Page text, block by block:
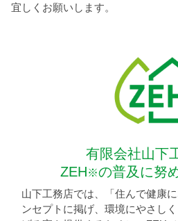
宜しくお願いします。
有限会社山下
ZEH※の普及に努
山下工務店では、「住んで健康
ンセプトに掲げ、環境にやさし